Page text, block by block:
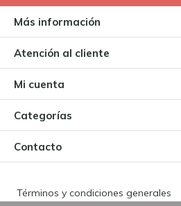
Más información
Atención al cliente
Mi cuenta
Categorías
Contacto
Términos y condiciones generales